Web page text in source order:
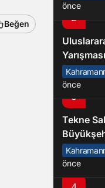
Beğen
önce
2
önce
3
Tekne
önce